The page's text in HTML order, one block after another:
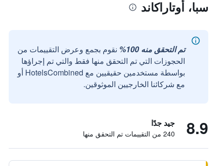
سبا، أوتاراكاند
تم التحقق منه 100%
نقوم بجمع وعرض التقييمات من
الحجوزات التي تم التحقق منها فقط والتي تم إجراؤها
بواسطة مستخدمين حقيقيين مع HotelsCombined أو
مع شركائنا الخارجيين الموثوقين.
8.9 جيد جدًا
240 من التقييمات تم التحقق منها